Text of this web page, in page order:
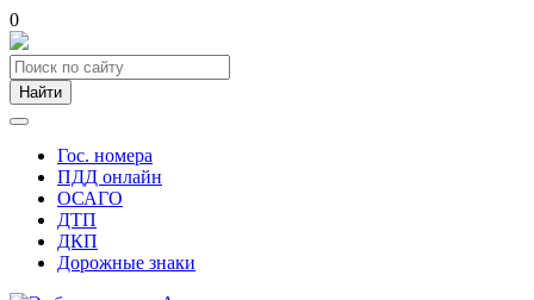
0
Найти
Гос. номера
ПДД онлайн
ОСАГО
ДТП
ДКП
Дорожные знаки